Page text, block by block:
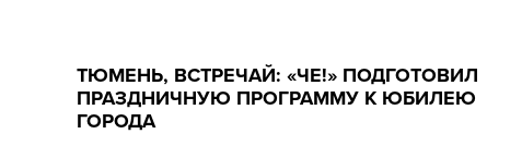
ТЮМЕНЬ, ВСТРЕЧАЙ: «ЧЕ!» ПОДГОТОВИЛ
ПРАЗДНИЧНУЮ ПРОГРАММУ К ЮБИЛЕЮ
ГОРОДА